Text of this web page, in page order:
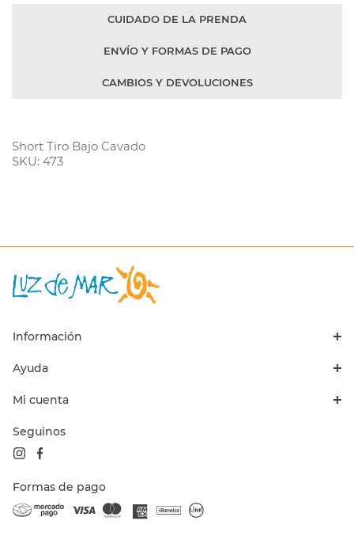
CUIDADO DE LA PRENDA
ENVÍO Y FORMAS DE PAGO
CAMBIOS Y DEVOLUCIONES
Short Tiro Bajo Cavado
SKU: 473
Información
Ayuda
Mi cuenta
Seguinos
Formas de pago